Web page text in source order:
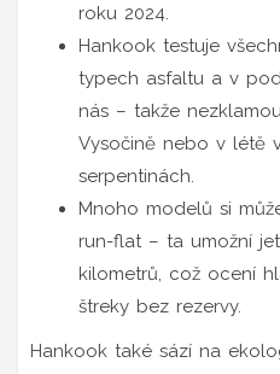
roku 2024.
Hankook testuje
typech asfaltu a v
nás – takže
Vysočině nebo v létě
serpentinách.
Mnoho modelů si
run-flat – ta umožní
kilometrů, což ocení
štreky bez rezervy.
Hankook také sází na